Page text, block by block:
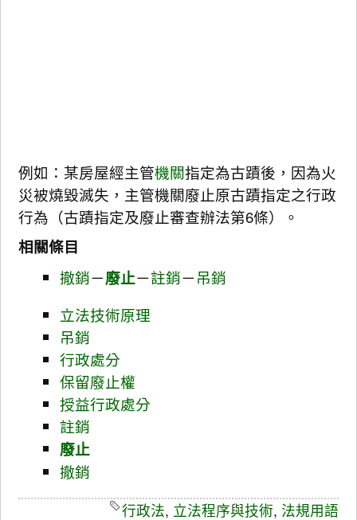
例如：某房屋經主管機關指定為古蹟後，因為火
災被燒毀滅失，主管機關廢止原古蹟指定之行政
行為（古蹟指定及廢止審查辦法第6條）。
相關條目
撤銷－廢止－註銷－吊銷
立法技術原理
吊銷
行政處分
保留廢止權
授益行政處分
註銷
廢止
撤銷
行政法, 立法程序與技術, 法規用語